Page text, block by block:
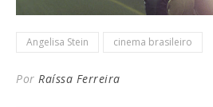
Angelisa Stein cinema brasileiro
Por Raíssa Ferreira